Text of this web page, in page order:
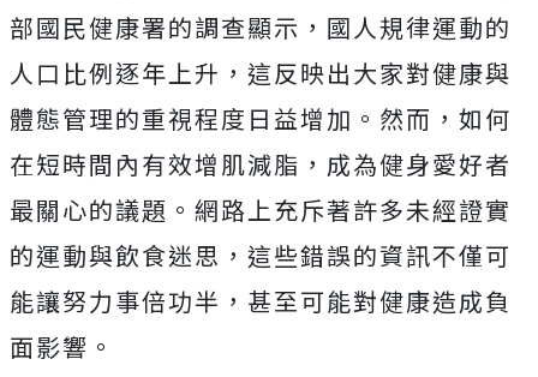
部國民健康署的調查顯示，國人規律運動的
人口比例逐年上升，這反映出大家對健康與
體態管理的重視程度日益增加。然而，如何
在短時間內有效增肌減脂，成為健身愛好者
最關心的議題。網路上充斥著許多未經證實
的運動與飲食迷思，這些錯誤的資訊不僅可
能讓努力事倍功半，甚至可能對健康造成負
面影響。